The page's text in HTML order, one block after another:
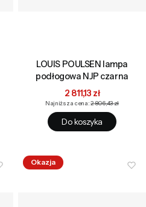
LOUIS POULSEN lampa
podłogowa NJP czarna
Cena promocyjna
2 811,13 zł
Najniższa cena: 2 806,43 zł
Do koszyka
Okazja